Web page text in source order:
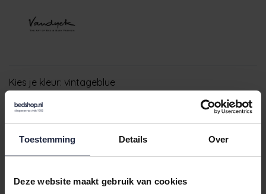
Toestemming Details Over
Deze website maakt gebruik van cookies
Kies je kleur: vintageblue
Aantal Maat